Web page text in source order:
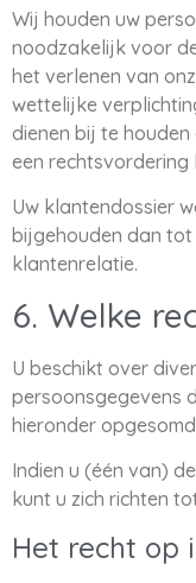
Wij houden uw
noodzakelijk voor
het verlenen van
wettelijke
dienen bij te
een
Uw klantendossier
bijgehouden dan
klantenrelatie.
6. Welke
U beschikt over
persoonsgegevens
hieronder
Indien u (één van)
kunt u zich richten
Het recht op